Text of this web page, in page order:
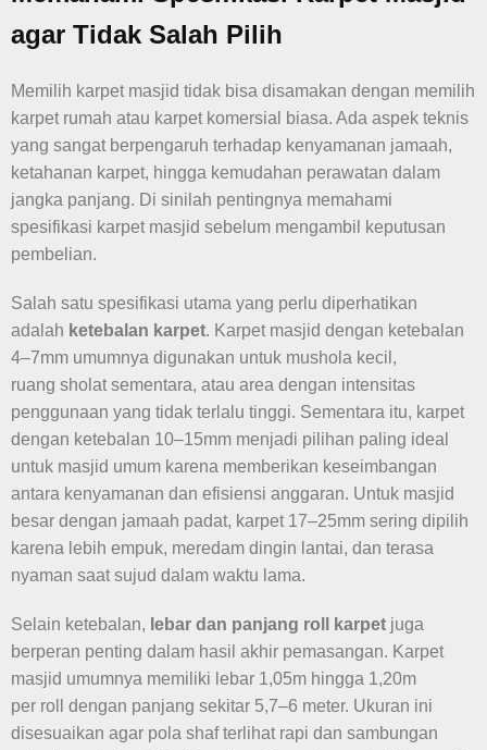
agar Tidak Salah Pilih
Memilih karpet masjid tidak bisa disamakan dengan memilih
karpet rumah atau karpet komersial biasa. Ada aspek teknis
yang sangat berpengaruh terhadap kenyamanan jamaah,
ketahanan karpet, hingga kemudahan perawatan dalam
jangka panjang. Di sinilah pentingnya memahami
spesifikasi karpet masjid sebelum mengambil keputusan
pembelian.
Salah satu spesifikasi utama yang perlu diperhatikan
adalah ketebalan karpet. Karpet masjid dengan ketebalan
4–7mm umumnya digunakan untuk mushola kecil,
ruang sholat sementara, atau area dengan intensitas
penggunaan yang tidak terlalu tinggi. Sementara itu, karpet
dengan ketebalan 10–15mm menjadi pilihan paling ideal
untuk masjid umum karena memberikan keseimbangan
antara kenyamanan dan efisiensi anggaran. Untuk masjid
besar dengan jamaah padat, karpet 17–25mm sering dipilih
karena lebih empuk, meredam dingin lantai, dan terasa
nyaman saat sujud dalam waktu lama.
Selain ketebalan, lebar dan panjang roll karpet juga
berperan penting dalam hasil akhir pemasangan. Karpet
masjid umumnya memiliki lebar 1,05m hingga 1,20m
per roll dengan panjang sekitar 5,7–6 meter. Ukuran ini
disesuaikan agar pola shaf terlihat rapi dan sambungan